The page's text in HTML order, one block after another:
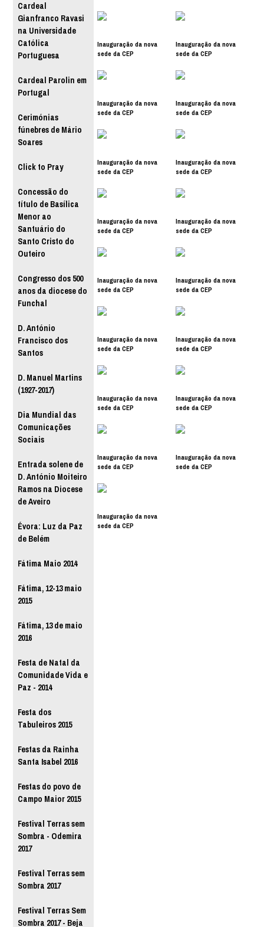
Cardeal
Gianfranco Ravasi
na Universidade
Católica
Portuguesa
Cardeal Parolin em
Portugal
Cerimónias
fúnebres de Mário
Soares
Click to Pray
Concessão do
título de Basílica
Menor ao
Santuário do
Santo Cristo do
Outeiro
Congresso dos 500
anos da diocese do
Funchal
D. António
Francisco dos
Santos
D. Manuel Martins
(1927-2017)
Dia Mundial das
Comunicações
Sociais
Entrada solene de
D. António Moiteiro
Ramos na Diocese
de Aveiro
Évora: Luz da Paz
de Belém
Fátima Maio 2014
Fátima, 12-13 maio
2015
Fátima, 13 de maio
2016
Festa de Natal da
Comunidade Vida e
Paz - 2014
Festa dos
Tabuleiros 2015
Festas da Rainha
Santa Isabel 2016
Festas do povo de
Campo Maior 2015
Festival Terras sem
Sombra - Odemira
2017
Festival Terras sem
Sombra 2017
Festival Terras Sem
Sombra 2017 - Beja
Inauguração da nova
sede da CEP
Inauguração da nova
sede da CEP
Inauguração da nova
sede da CEP
Inauguração da nova
sede da CEP
Inauguração da nova
sede da CEP
Inauguração da nova
sede da CEP
Inauguração da nova
sede da CEP
Inauguração da nova
sede da CEP
Inauguração da nova
sede da CEP
Inauguração da nova
sede da CEP
Inauguração da nova
sede da CEP
Inauguração da nova
sede da CEP
Inauguração da nova
sede da CEP
Inauguração da nova
sede da CEP
Inauguração da nova
sede da CEP
Inauguração da nova
sede da CEP
Inauguração da nova
sede da CEP